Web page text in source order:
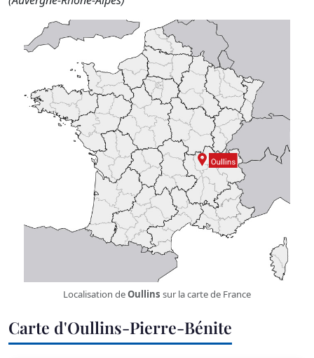
Localisation deOullins sur la carte de France
Carte d'Oullins-Pierre-Bénite